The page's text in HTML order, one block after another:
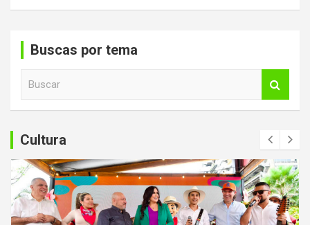
Buscas por tema
a
Cultura